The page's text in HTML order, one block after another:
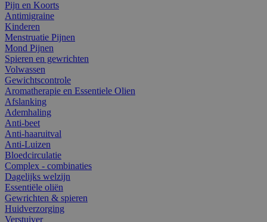
Pijn en Koorts
Antimigraine
Kinderen
Menstruatie Pijnen
Mond Pijnen
Spieren en gewrichten
Volwassen
Gewichtscontrole
Aromatherapie en Essentiele Olien
Afslanking
Ademhaling
Anti-beet
Anti-haaruitval
Anti-Luizen
Bloedcirculatie
Complex - combinaties
Dagelijks welzijn
Essentiële oliën
Gewrichten & spieren
Huidverzorging
Verstuiver